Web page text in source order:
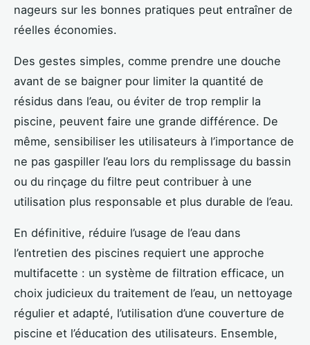
nageurs sur les bonnes pratiques peut entraîner de
réelles économies.
Des gestes simples, comme prendre une douche
avant de se baigner pour limiter la quantité de
résidus dans l’eau, ou éviter de trop remplir la
piscine, peuvent faire une grande différence. De
même, sensibiliser les utilisateurs à l’importance de
ne pas gaspiller l’eau lors du remplissage du bassin
ou du rinçage du filtre peut contribuer à une
utilisation plus responsable et plus durable de l’eau.
En définitive, réduire l’usage de l’eau dans
l’entretien des piscines requiert une approche
multifacette : un système de filtration efficace, un
choix judicieux du traitement de l’eau, un nettoyage
régulier et adapté, l’utilisation d’une couverture de
piscine et l’éducation des utilisateurs. Ensemble,